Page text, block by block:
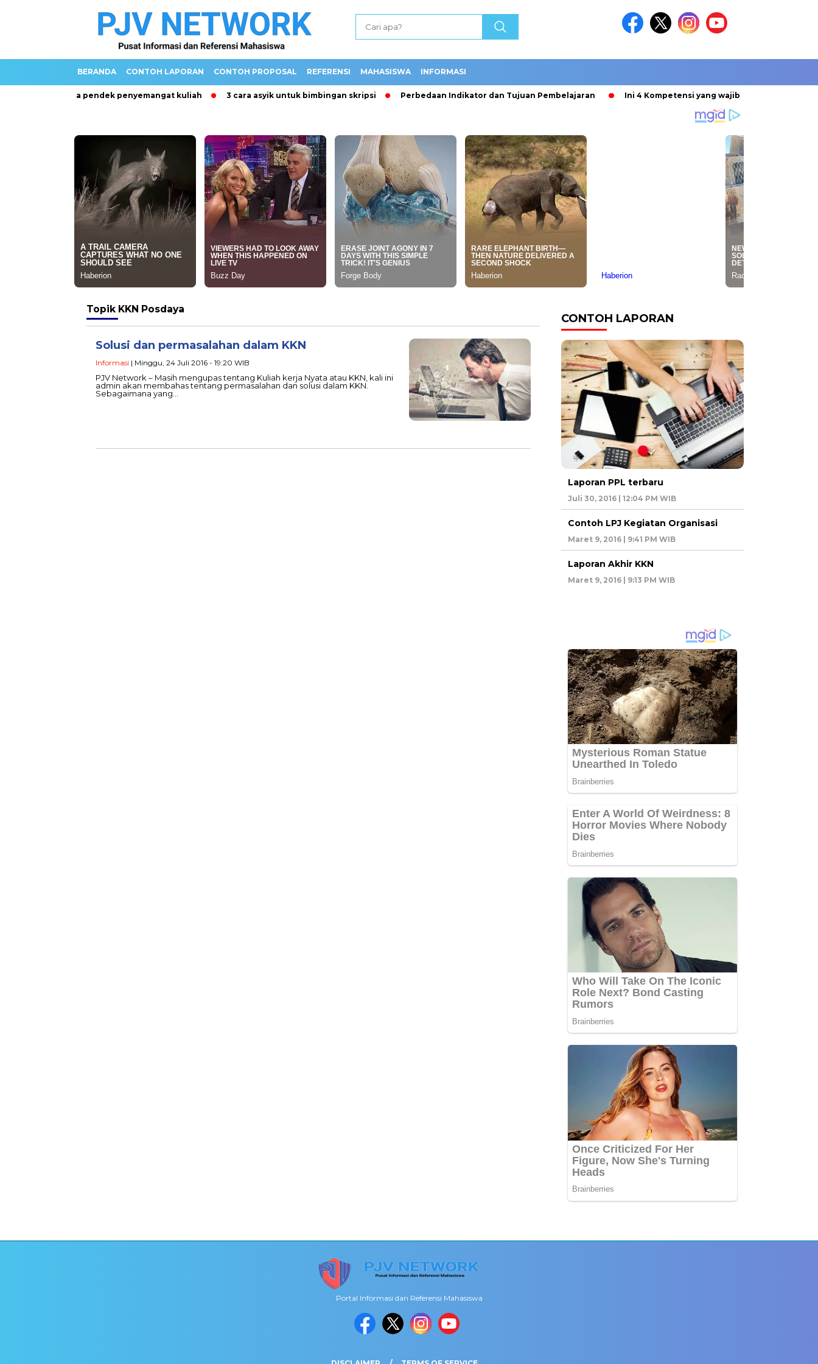
BERANDA CONTOH LAPORAN CONTOH PROPOSAL REFERENSI MAHASISWA INFORMASI
Kata Mutiara pendek penyemangat kuliah 3 cara asyik untuk bimbingan skripsi Perbedaan Indikator dan Tujuan Pembelajaran Ini 4 Kompetensi yang wajib dikuasai Guru
Topik KKN Posdaya
Solusi dan permasalahan dalam KKN
Informasi | Minggu, 24 Juli 2016 - 19:20 WIB
PJV Network – Masih mengupas tentang Kuliah kerja Nyata atau KKN, kali ini
admin akan membahas tentang permasalahan dan solusi dalam KKN.
Sebagaimana yang…
CONTOH LAPORAN
Laporan PPL terbaru
Juli 30, 2016 | 12:04 PM WIB
Contoh LPJ Kegiatan Organisasi
Maret 9, 2016 | 9:41 PM WIB
Laporan Akhir KKN
Maret 9, 2016 | 9:13 PM WIB
Portal Informasi dan Referensi Mahasiswa